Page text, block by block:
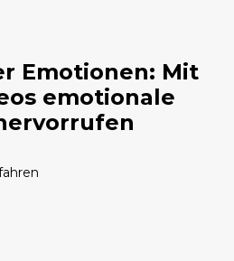
Emotionen: Mit
emotionale